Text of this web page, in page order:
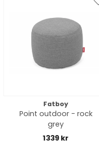
Fatboy
Point outdoor - rock
grey
1339 kr